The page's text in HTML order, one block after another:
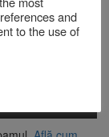
and
to the use of